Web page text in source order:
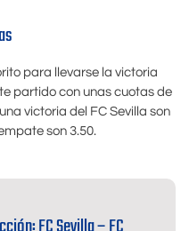
para llevarse la victoria
partido con unas cuotas de
victoria del FC Sevilla son
son 3.50.